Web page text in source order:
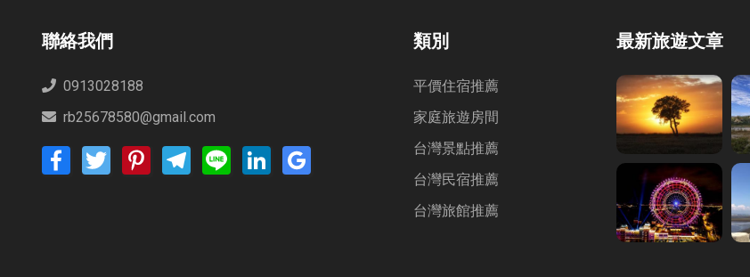
聯絡我們
0913028188
rb25678580@gmail.com
FacebookTwitter PinterestTelegramLine LinkedIn
類別
平價住宿推薦
家庭旅遊房間
台灣景點推薦
台灣民宿推薦
台灣旅館推薦
最新旅遊文章